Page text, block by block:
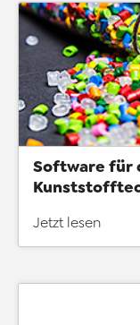
Software für
Jetzt lesen